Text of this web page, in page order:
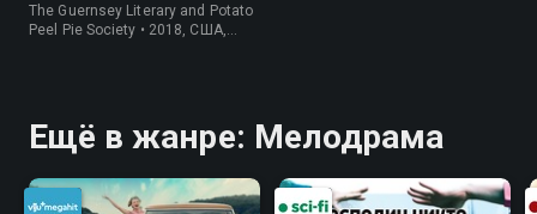
картофельных
очистков
The Guernsey Literary and Potato
Peel Pie Society • 2018, США,
Ещё в жанре: Мелодрама